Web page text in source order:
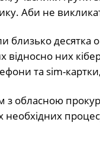
Аби не
близько десятка
відносно них
та sim-
обласною
необхідних